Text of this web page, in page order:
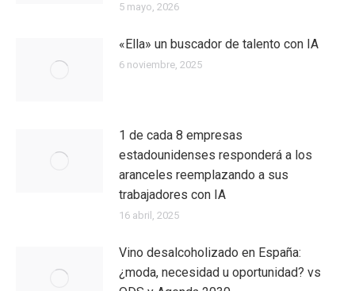
5 mayo, 2026
«Ella» un buscador de talento con IA
6 noviembre, 2025
1 de cada 8 empresas
estadounidenses responderá a los
aranceles reemplazando a sus
trabajadores con IA
16 abril, 2025
Vino desalcoholizado en España:
¿moda, necesidad u oportunidad? vs